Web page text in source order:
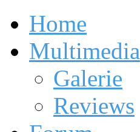
Home
Multimedia
Galerie
Reviews